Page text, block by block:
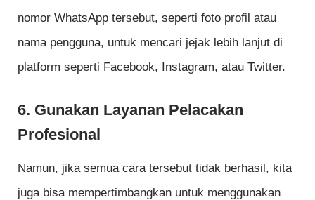
nomor WhatsApp tersebut, seperti foto profil atau
nama pengguna, untuk mencari jejak lebih lanjut di
platform seperti Facebook, Instagram, atau Twitter.
6. Gunakan Layanan Pelacakan
Profesional
Namun, jika semua cara tersebut tidak berhasil, kita
juga bisa mempertimbangkan untuk menggunakan